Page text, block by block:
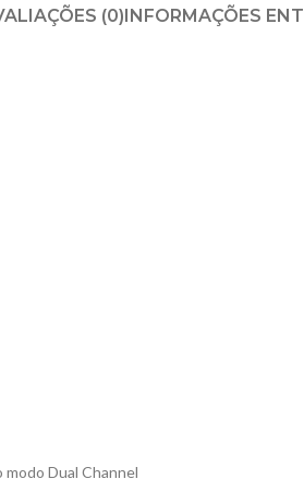
(0)INFORMAÇÕES
Dual Channel